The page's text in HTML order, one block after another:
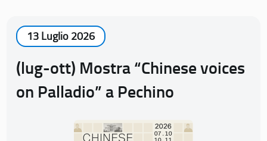
13 Luglio 2026
(lug-ott) Mostra “Chinese voices
on Palladio” a Pechino